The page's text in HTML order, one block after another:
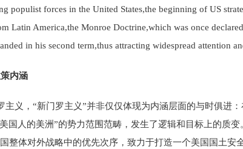
populist forces in the United States,the beginning of US
Latin America,the Monroe Doctrine,which was once
in his second term,thus attracting widespread attention
内涵
主义，“新门罗主义”并非仅仅体现为内涵层面的与时俱进
国人的美洲”的势力范围范畴，发生了逻辑和目标上的质
整体对外战略中的优先次序，致力于打造一个美国国土